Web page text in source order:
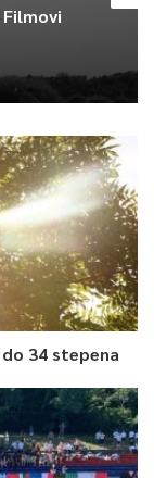
Filmovi
34 stepena